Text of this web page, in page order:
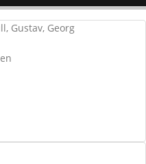
Gustav, Georg